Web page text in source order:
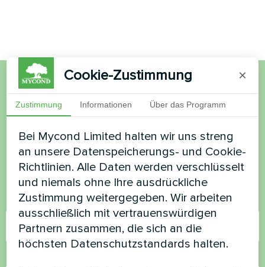
Möchten Sie kaufen oder
haben Sie Fragen?
Kontaktieren Sie uns und wir werden Ihnen
helfen
Name
Cookie-Zustimmung ×
Zustimmung Informationen Über das Programm
Bei Mycond Limited halten wir uns streng
an unsere Datenspeicherungs- und Cookie-
Richtlinien. Alle Daten werden verschlüsselt
und niemals ohne Ihre ausdrückliche
Zustimmung weitergegeben. Wir arbeiten
ausschließlich mit vertrauenswürdigen
Partnern zusammen, die sich an die
höchsten Datenschutzstandards halten.